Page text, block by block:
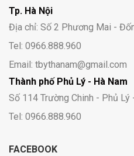
Tp. Hà Nội
Địa chỉ: Số 2 Phương Mai -
Tel: 0966.888.960
Email: tbythanam@gmail.com
Thành phố Phủ Lý - Hà Nam
Số 114 Trường Chinh - Phủ Lý
Tel: 0966.888.960
FACEBOOK